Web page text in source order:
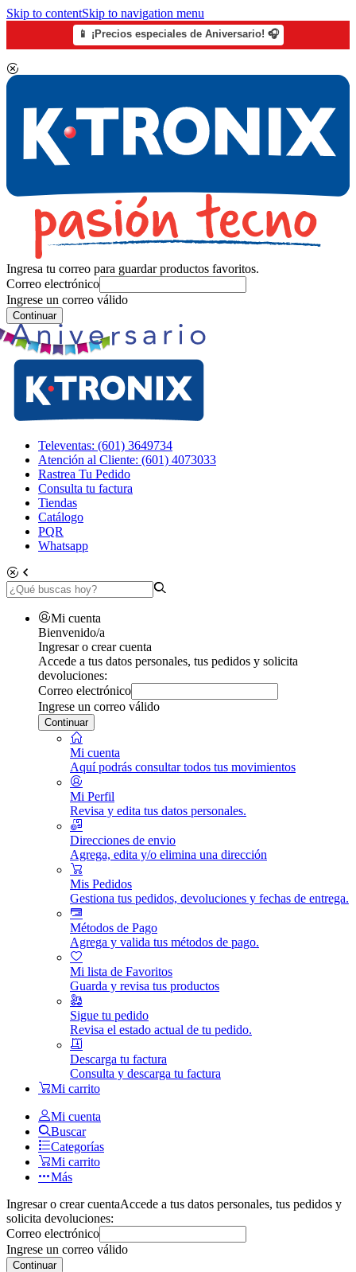
Skip to contentSkip to navigation menu
📱 ¡Precios especiales de Aniversario! 🎧
Ingresa tu correo para guardar productos favoritos.
Correo electrónico
Ingrese un correo válido
Continuar
Televentas: (601) 3649734
Atención al Cliente: (601) 4073033
Rastrea Tu Pedido
Consulta tu factura
Tiendas
Catálogo
PQR
Whatsapp
Mi cuenta
Bienvenido/a
Ingresar o crear cuenta
Accede a tus datos personales, tus pedidos y solicita
devoluciones:
Correo electrónico
Ingrese un correo válido
Continuar
Mi cuenta
Aquí podrás consultar todos tus movimientos
Mi Perfil
Revisa y edita tus datos personales.
Direcciones de envio
Agrega, edita y/o elimina una dirección
Mis Pedidos
Gestiona tus pedidos, devoluciones y fechas de entrega.
Métodos de Pago
Agrega y valida tus métodos de pago.
Mi lista de Favoritos
Guarda y revisa tus productos
Sigue tu pedido
Revisa el estado actual de tu pedido.
Descarga tu factura
Consulta y descarga tu factura
Mi carrito
Mi cuenta
Buscar
Categorías
Mi carrito
Más
Ingresar o crear cuentaAccede a tus datos personales, tus pedidos y
solicita devoluciones:
Correo electrónico
Ingrese un correo válido
Continuar